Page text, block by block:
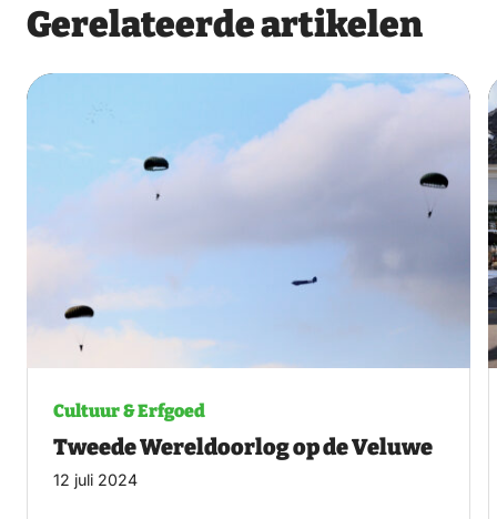
Gerelateerde artikelen
Cultuur & Erfgoed
Tweede Wereldoorlog op de Veluwe
12 juli 2024